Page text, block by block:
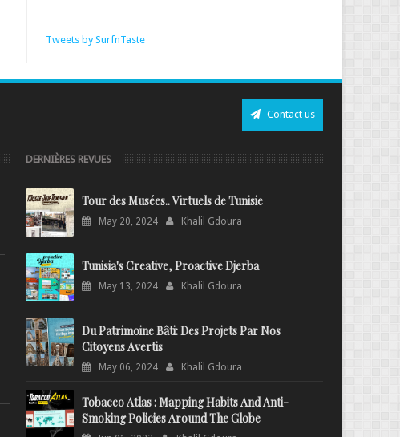
Tweets by SurfnTaste
Contact us
DERNIÈRES REVUES
Tour des Musées.. Virtuels de Tunisie
May 20, 2024 Khalil Gdoura
Tunisia's Creative, Proactive Djerba
May 13, 2024 Khalil Gdoura
Du Patrimoine Bâti: Des Projets Par Nos
Citoyens Avertis
May 06, 2024 Khalil Gdoura
Tobacco Atlas : Mapping Habits And Anti-
Smoking Policies Around The Globe